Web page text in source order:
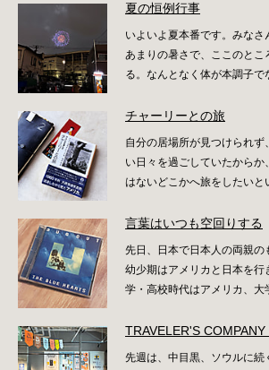
夏の恒例行事
いよいよ夏本番です。みなさ
あまりの暑さで、ここのと
る。なんとなく体が本調子で
チャーリーとの旅
自分の居場所が見つけられず
い日々を過ごしていたから
はないどこかへ旅をしたいと
言葉はいつも空回りする
先日、日本で日本人の両親の
幼少期はアメリカと日本を行
学・高校時代はアメリカ、大
TRAVELER'S
先週は、中目黒、ソウルに続